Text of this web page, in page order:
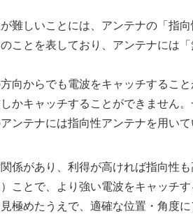
難しいことには、アンテナの「指
ことを表しており、アンテナには
向からでも電波をキャッチするこ
かキャッチすることができません
ンテナには指向性アンテナを用いて
係があり、利得が高ければ指向性
ことで、より強い電波をキャッチ
極めたうえで、適確な位置・角度